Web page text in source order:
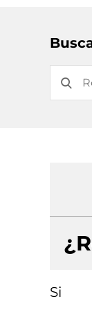
Si